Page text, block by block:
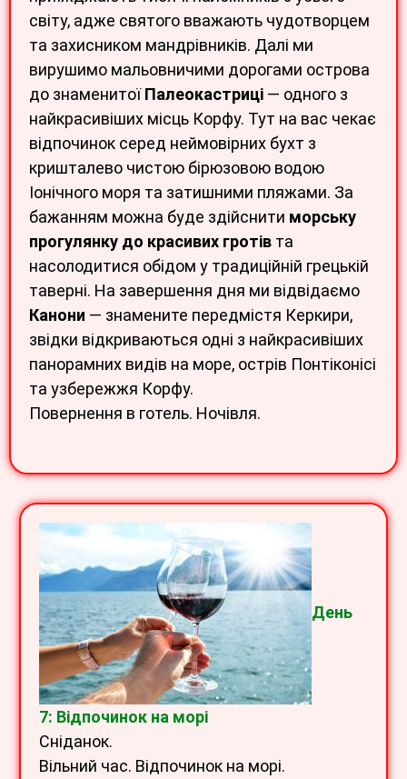
світу, адже святого вважають чудотворцем
та захисником мандрівників. Далі ми
вирушимо мальовничими дорогами острова
до знаменитоїПалеокастриці — одного з
найкрасивіших місць Корфу. Тут на вас чекає
відпочинок серед неймовірних бухт з
кришталево чистою бірюзовою водою
Іонічного моря та затишними пляжами. За
бажанням можна буде здійснити морську
прогулянку до красивих гротів та
насолодитися обідом у традиційній грецькій
таверні. На завершення дня ми відвідаємо
Канони — знамените передмістя Керкири,
звідки відкриваються одні з найкрасивіших
панорамних видів на море, острів Понтіконісі
та узбережжя Корфу.
Повернення в готель. Ночівля.
День
7: Відпочинок на морі
Сніданок.
Вільний час. Відпочинок на морі.